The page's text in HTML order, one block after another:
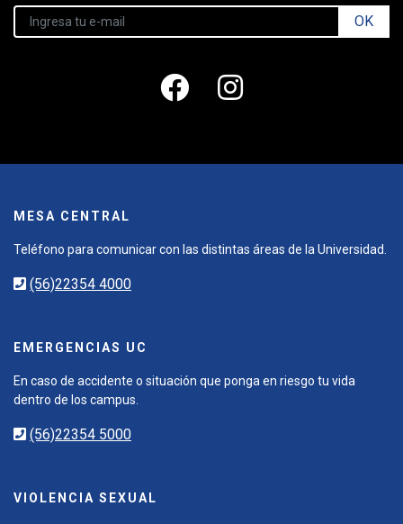
OK
MESA CENTRAL
Teléfono para comunicar con las distintas áreas de la Universidad.
(56)22354 4000
EMERGENCIAS UC
En caso de accidente o situación que ponga en riesgo tu vida
dentro de los campus.
(56)22354 5000
VIOLENCIA SEXUAL